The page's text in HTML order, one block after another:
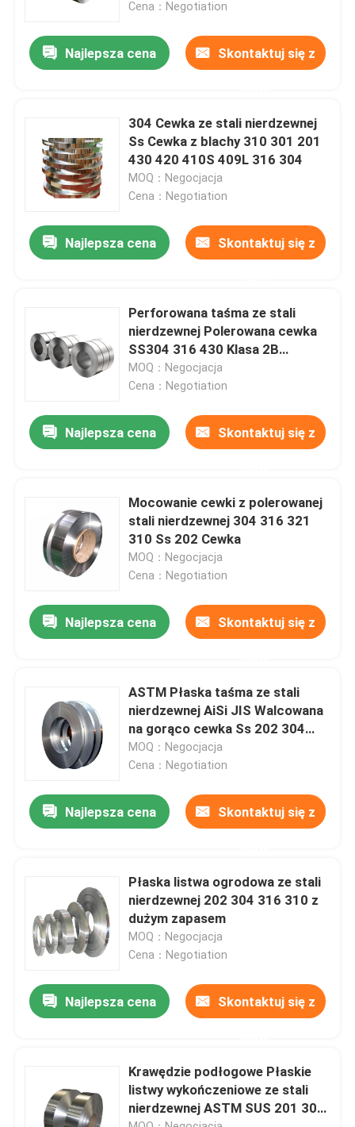
O nas
Łączność
Produkty
Blacha ze stali nierdzewnej
Rurka kwadratowa SS
Rury bez szwu ze stali nierdzewnej
Taśma ze stali nierdzewnej
Cena：Negotiation
Najlepsza cena Skontaktuj się z
304 Cewka ze stali nierdzewnej
Ss Cewka z blachy 310 301 201
430 420 410S 409L 316 304
MOQ：Negocjacja
Cena：Negotiation
Najlepsza cena Skontaktuj się z
Perforowana taśma ze stali
nierdzewnej Polerowana cewka
SS304 316 430 Klasa 2B
Wykończenie walcowane na
gorąco
MOQ：Negocjacja
Cena：Negotiation
Najlepsza cena Skontaktuj się z
Mocowanie cewki z polerowanej
stali nierdzewnej 304 316 321
310 Ss 202 Cewka
MOQ：Negocjacja
Cena：Negotiation
Najlepsza cena Skontaktuj się z
ASTM Płaska taśma ze stali
nierdzewnej AiSi JIS Walcowana
na gorąco cewka Ss 202 304
316 316L 410 430
MOQ：Negocjacja
Cena：Negotiation
Najlepsza cena Skontaktuj się z
Płaska listwa ogrodowa ze stali
nierdzewnej 202 304 316 310 z
dużym zapasem
MOQ：Negocjacja
Cena：Negotiation
Najlepsza cena Skontaktuj się z
Krawędzie podłogowe Płaskie
listwy wykończeniowe ze stali
nierdzewnej ASTM SUS 201 304